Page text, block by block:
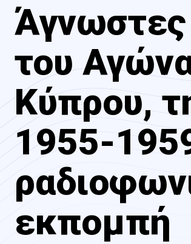
του
Κύπρου,
1955-
εκπομπή